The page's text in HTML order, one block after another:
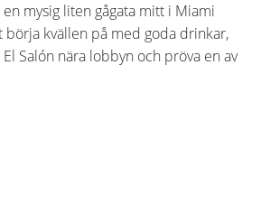
mysig liten gågata mitt i Miami
börja kvällen på med goda drinkar,
Salón nära lobbyn och pröva en av